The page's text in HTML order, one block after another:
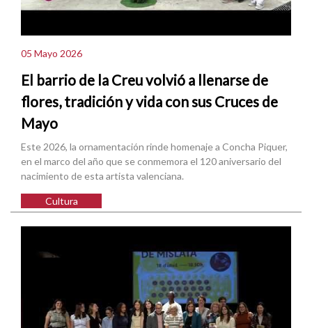
05 Mayo 2026
El barrio de la Creu volvió a llenarse de
flores, tradición y vida con sus Cruces de
Mayo
Este 2026, la ornamentación rinde homenaje a Concha Piquer,
en el marco del año que se conmemora el 120 aniversario del
nacimiento de esta artista valenciana.
Cultura